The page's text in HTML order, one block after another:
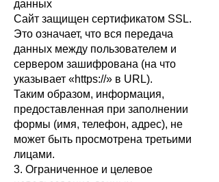
данных
Сайт защищен сертификатом SSL.
Это означает, что вся передача
данных между пользователем и
сервером зашифрована (на что
указывает «https://» в URL).
Таким образом, информация,
предоставленная при заполнении
формы (имя, телефон, адрес), не
может быть просмотрена третьими
лицами.
3. Ограниченное и целевое